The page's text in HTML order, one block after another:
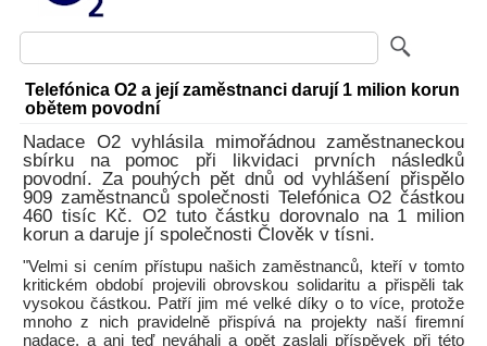
Telefónica O2 a její zaměstnanci darují 1 milion korun
obětem povodní
Nadace O2 vyhlásila mimořádnou zaměstnaneckou
sbírku na pomoc při likvidaci prvních následků
povodní. Za pouhých pět dnů od vyhlášení přispělo
909 zaměstnanců společnosti Telefónica O2 částkou
460 tisíc Kč. O2 tuto částku dorovnalo na 1 milion
korun a daruje jí společnosti Člověk v tísni.
"Velmi si cením přístupu našich zaměstnanců, kteří v tomto
kritickém období projevili obrovskou solidaritu a přispěli tak
vysokou částkou. Patří jim mé velké díky o to více, protože
mnoho z nich pravidelně přispívá na projekty naší firemní
nadace, a ani teď neváhali a opět zaslali příspěvek při této